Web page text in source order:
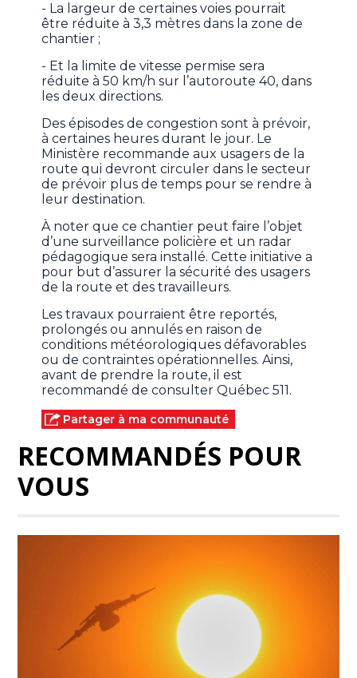
- La largeur de certaines voies pourrait
être réduite à 3,3 mètres dans la zone de
chantier ;
- Et la limite de vitesse permise sera
réduite à 50 km/h sur l’autoroute 40, dans
les deux directions.
Des épisodes de congestion sont à prévoir,
à certaines heures durant le jour. Le
Ministère recommande aux usagers de la
route qui devront circuler dans le secteur
de prévoir plus de temps pour se rendre à
leur destination.
À noter que ce chantier peut faire l’objet
d’une surveillance policière et un radar
pédagogique sera installé. Cette initiative a
pour but d’assurer la sécurité des usagers
de la route et des travailleurs.
Les travaux pourraient être reportés,
prolongés ou annulés en raison de
conditions météorologiques défavorables
ou de contraintes opérationnelles. Ainsi,
avant de prendre la route, il est
recommandé de consulter Québec 511.
Partager à ma communauté
RECOMMANDÉS POUR
VOUS